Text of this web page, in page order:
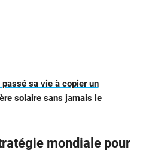
sa vie à copier un
solaire sans jamais le
mondiale pour